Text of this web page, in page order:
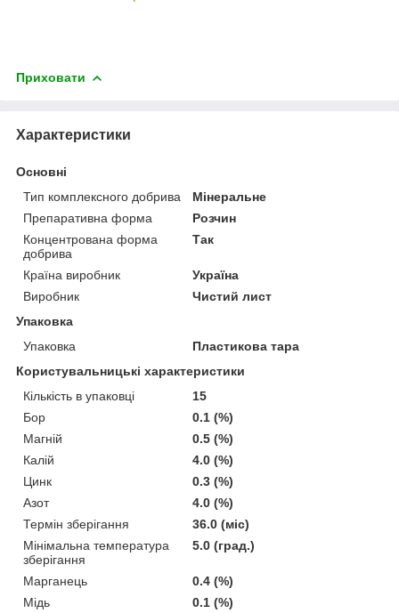
Приховати
Характеристики
Основні
Тип комплексного добрива
Мінеральне
Препаративна форма
Розчин
Концентрована форма
добрива
Так
Країна виробник
Україна
Виробник
Чистий лист
Упаковка
Упаковка
Пластикова тара
Користувальницькі характеристики
Кількість в упаковці
15
Бор
0.1 (%)
Магній
0.5 (%)
Калій
4.0 (%)
Цинк
0.3 (%)
Азот
4.0 (%)
Термін зберігання
36.0 (міс)
Мінімальна температура
зберігання
5.0 (град.)
Марганець
0.4 (%)
Мідь
0.1 (%)